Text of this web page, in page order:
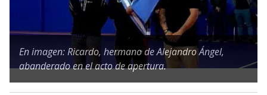
En imagen: Ricardo, hermano de Alejandro Ángel,
abanderado en el acto de apertura.